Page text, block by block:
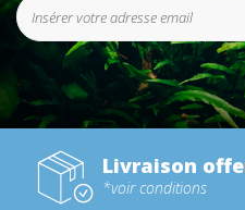
Livraison
*voir conditions